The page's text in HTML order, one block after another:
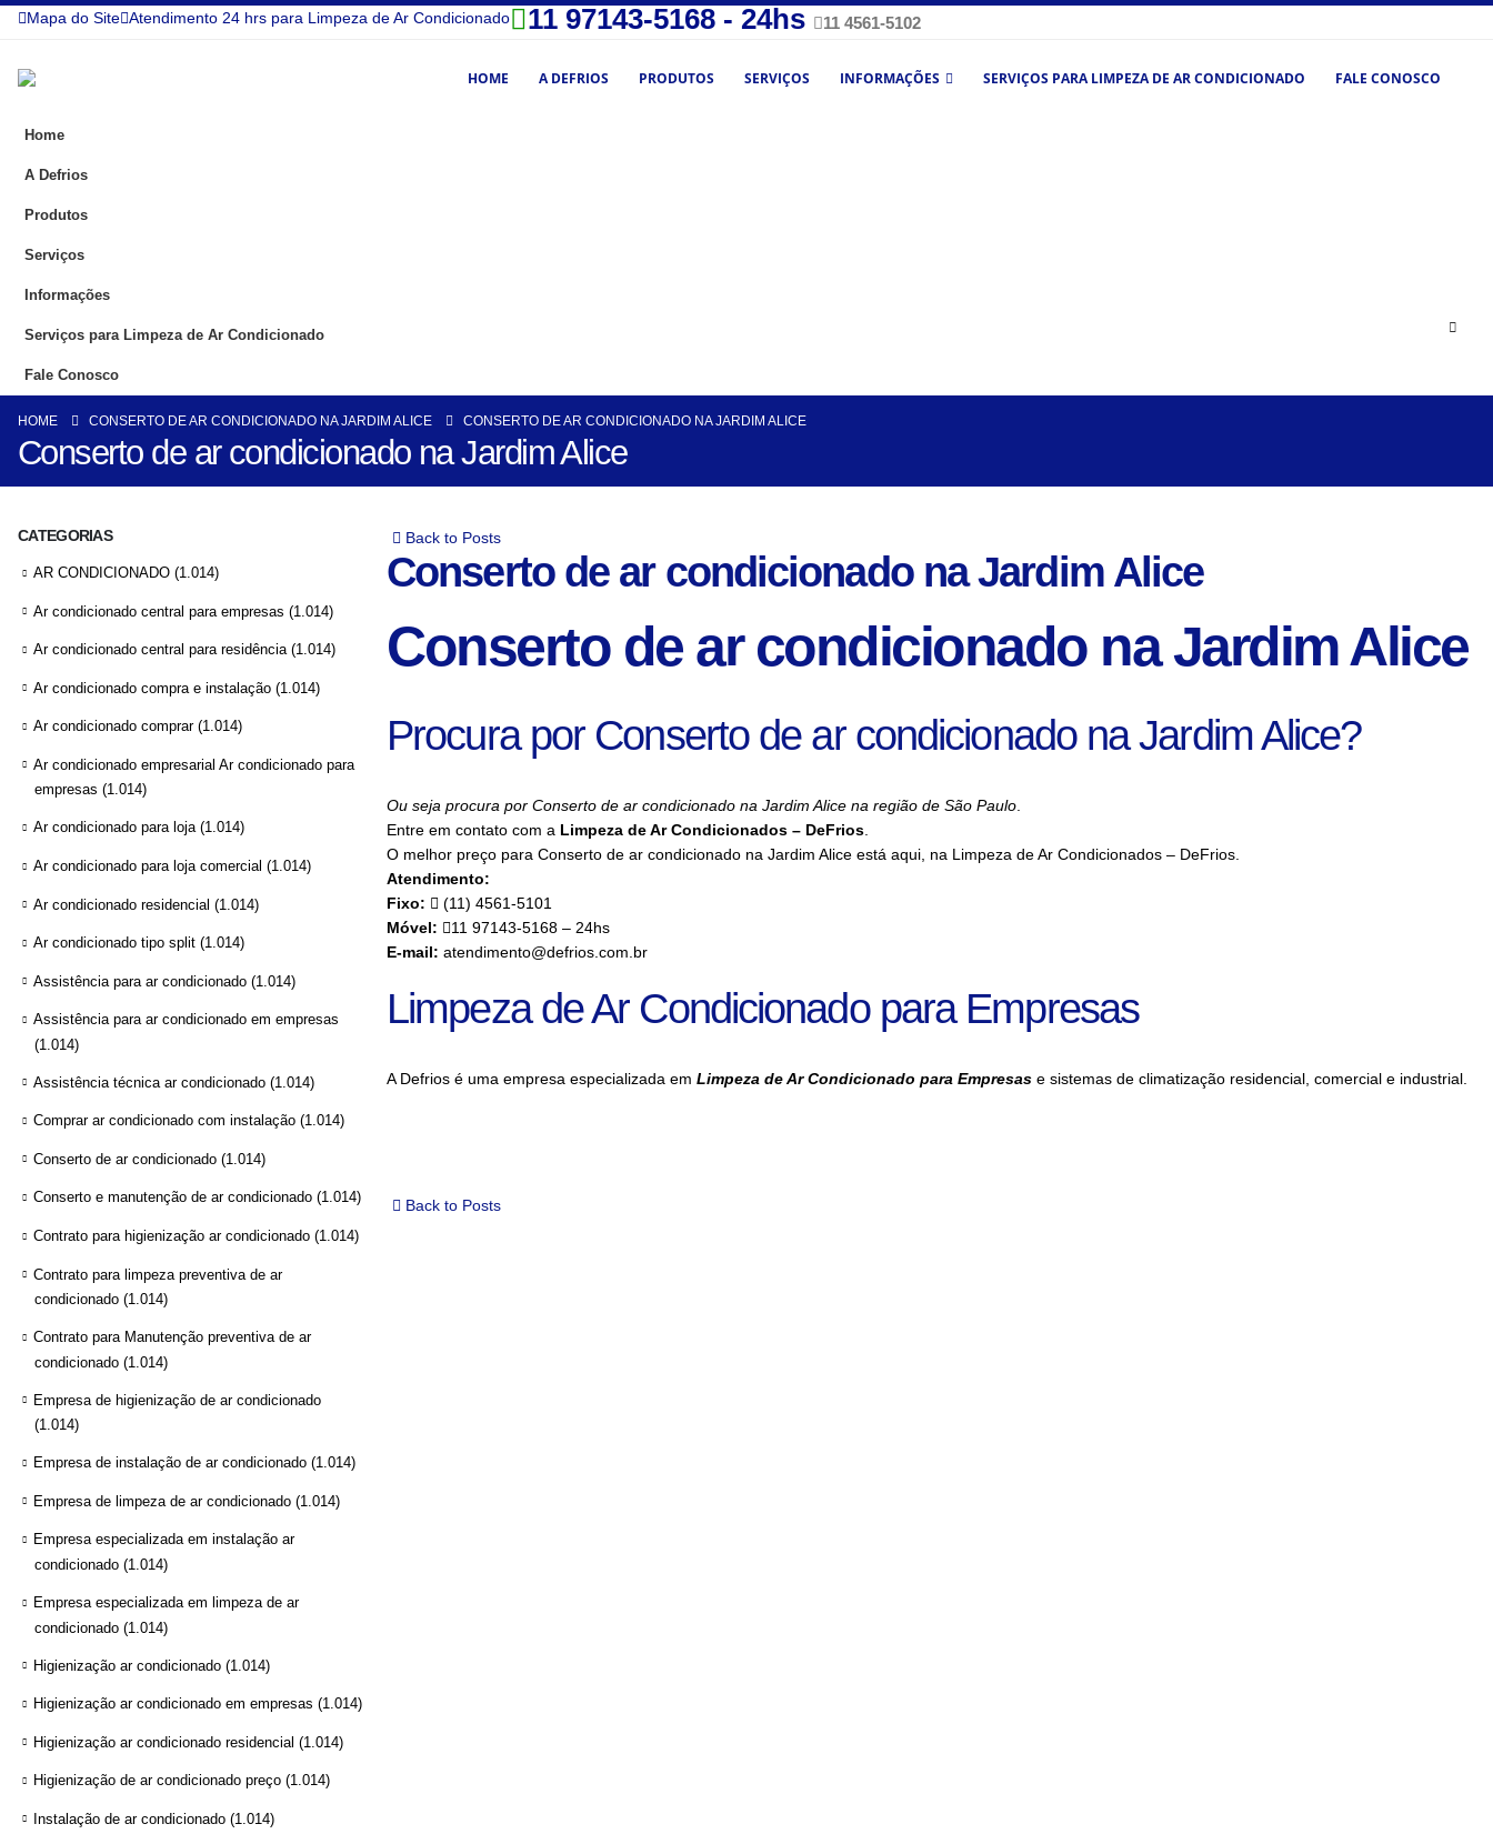
Mapa do Site Atendimento 24 hrs para Limpeza de Ar Condicionado 11 97143-5168 - 24hs 11 4561-5102
HOME A DEFRIOS PRODUTOS SERVIÇOS INFORMAÇÕES SERVIÇOS PARA LIMPEZA DE AR CONDICIONADO FALE CONOSCO
Home
A Defrios
Produtos
Serviços
Informações
Serviços para Limpeza de Ar Condicionado
Fale Conosco
HOME CONSERTO DE AR CONDICIONADO NA JARDIM ALICE CONSERTO DE AR CONDICIONADO NA JARDIM ALICE
Conserto de ar condicionado na Jardim Alice
Back to Posts
Conserto de ar condicionado na Jardim Alice
Conserto de ar condicionado na Jardim Alice
Procura por Conserto de ar condicionado na Jardim Alice?
Ou seja procura por Conserto de ar condicionado na Jardim Alice na região de São Paulo
Entre em contato com a Limpeza de Ar Condicionados – DeFrios
O melhor preço para Conserto de ar condicionado na Jardim Alice está aqui, na Limpeza de Ar Condicionados – DeFrios.
Atendimento:
Fixo:
(11) 4561-5101
Móvel:
11 97143-5168 – 24hs
E-mail: atendimento@defrios.com.br
Limpeza de Ar Condicionado para Empresas
A Defrios é uma empresa especializada em Limpeza de Ar Condicionado para Empresas e sistemas de climatização residencial, comercial e industrial.
Back to Posts
CATEGORIAS
AR CONDICIONADO (1.014)
Ar condicionado central para empresas (1.014)
Ar condicionado central para residência(1.014)
Ar condicionado compra e instalação (1.014)
Ar condicionado comprar(1.014)
Ar condicionado empresarial Ar condicionado para
empresas (1.014)
Ar condicionado para loja(1.014)
Ar condicionado para loja comercial (1.014)
Ar condicionado residencial (1.014)
Ar condicionado tipo split (1.014)
Assistência para ar condicionado (1.014)
Assistência para ar condicionado em empresas
(1.014)
Assistência técnica ar condicionado (1.014)
Comprar ar condicionado com instalação (1.014)
Conserto de ar condicionado (1.014)
Conserto e manutenção de ar condicionado (1.014)
Contrato para higienização ar condicionado (1.014)
Contrato para limpeza preventiva de ar
condicionado (1.014)
Contrato para Manutenção preventiva de ar
condicionado (1.014)
Empresa de higienização de ar condicionado
(1.014)
Empresa de instalação de ar condicionado (1.014)
Empresa de limpeza de ar condicionado (1.014)
Empresa especializada em instalação ar
condicionado (1.014)
Empresa especializada em limpeza de ar
condicionado (1.014)
Higienização ar condicionado (1.014)
Higienização ar condicionado em empresas (1.014)
Higienização ar condicionado residencial (1.014)
Higienização de ar condicionado preço (1.014)
Instalação de ar condicionado (1.014)